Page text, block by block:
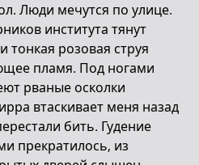
Люди мечутся по улице.
института тянут
тонкая розовая струя
пламя. Под ногами
рваные осколки
втаскивает меня назад
бить. Гудение
прекратилось, из